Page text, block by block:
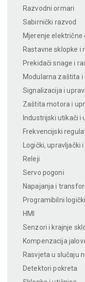
Razvodni ormari
Sabirnički razvod
Mjerenje električne
Rastavne sklopke i
Prekidači snage i
Modularna zaštita i
Signalizacija i
Zaštita motora i
Industrijski utikači i
Frekvencijski
Logički, upravljački
Releji
Servo pogoni
Napajanja i
Programibilni
HMI
Senzori i krajnje
Kompenzacija
Rasvjeta u slučaju
Detektori pokreta